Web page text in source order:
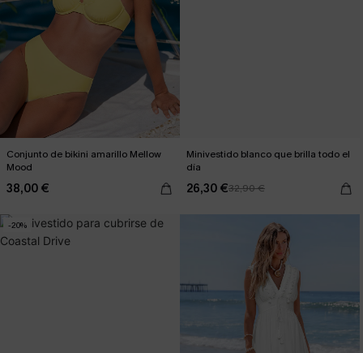
Conjunto de bikini amarillo Mellow
Mood
38,00 €
Minivestido blanco que brilla todo el
día
26,30 €32,90 €
-20%